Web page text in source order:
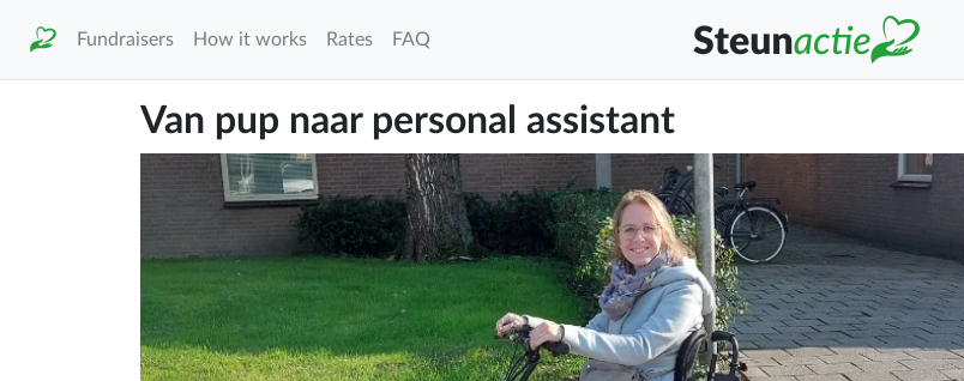
Fundraisers How it works Rates FAQ
Van pup naar personal assistant